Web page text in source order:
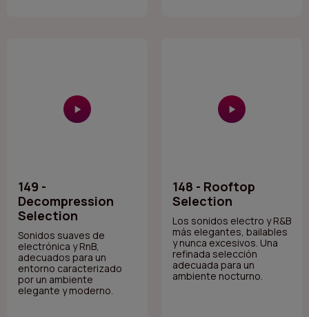
149 -
Decompression
Selection
Sonidos suaves de
electrónica y RnB,
adecuados para un
entorno caracterizado
por un ambiente
elegante y moderno.
148 - Rooftop
Selection
Los sonidos electro y R&B
más elegantes, bailables
y nunca excesivos. Una
refinada selección
adecuada para un
ambiente nocturno.